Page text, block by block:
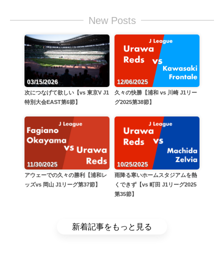
New Posts
03/15/2026
次につなげて欲しい【vs 東京V J1
特別大会EAST第6節】
12/06/2025
久々の快勝【浦和 vs 川崎 J1リー
グ2025第38節】
11/30/2025
アウェーでの久々の勝利【浦和レ
ッズvs 岡山 J1リーグ第37節】
10/25/2025
雨降る寒いホームスタジアムを熱
くできず【vs 町田 J1リーグ2025
第35節】
新着記事をもっと見る